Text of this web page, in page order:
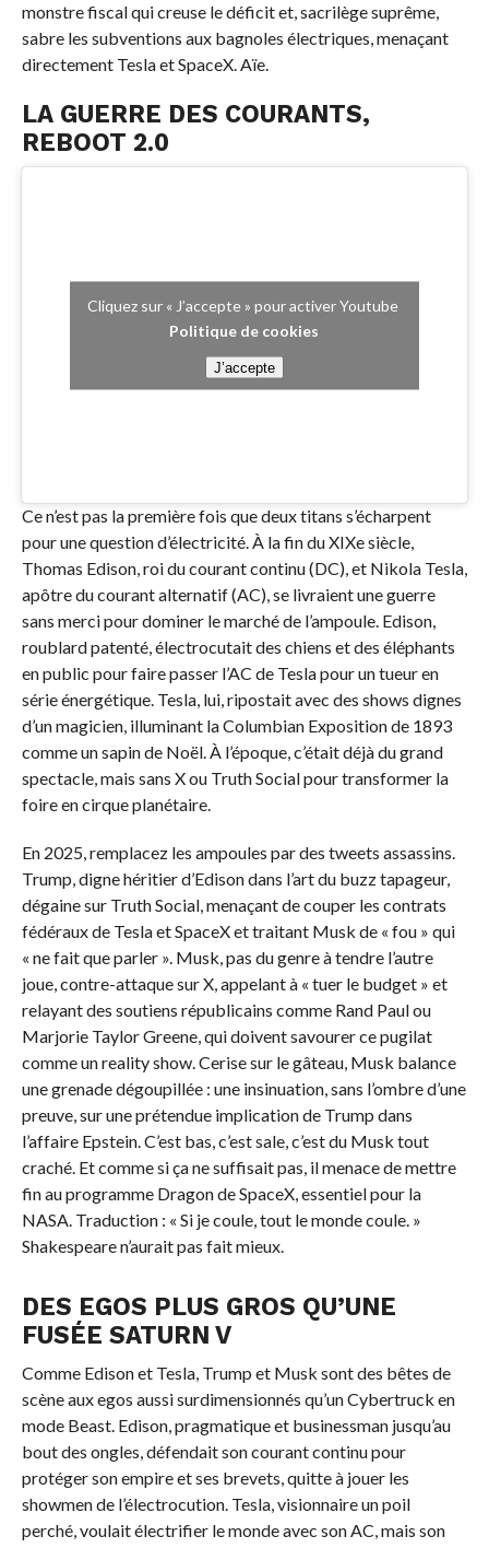
monstre fiscal qui creuse le déficit et, sacrilège suprême,
sabre les subventions aux bagnoles électriques, menaçant
directement Tesla et SpaceX. Aïe.
LA GUERRE DES COURANTS,
REBOOT 2.0
Cliquez sur « J’accepte » pour activer Youtube
Politique de cookies
J’accepte
Ce n’est pas la première fois que deux titans s’écharpent
pour une question d’électricité. À la fin du XIXe siècle,
Thomas Edison, roi du courant continu (DC), et Nikola Tesla,
apôtre du courant alternatif (AC), se livraient une guerre
sans merci pour dominer le marché de l’ampoule. Edison,
roublard patenté, électrocutait des chiens et des éléphants
en public pour faire passer l’AC de Tesla pour un tueur en
série énergétique. Tesla, lui, ripostait avec des shows dignes
d’un magicien, illuminant la Columbian Exposition de 1893
comme un sapin de Noël. À l’époque, c’était déjà du grand
spectacle, mais sans X ou Truth Social pour transformer la
foire en cirque planétaire.
En 2025, remplacez les ampoules par des tweets assassins.
Trump, digne héritier d’Edison dans l’art du buzz tapageur,
dégaine sur Truth Social, menaçant de couper les contrats
fédéraux de Tesla et SpaceX et traitant Musk de « fou » qui
« ne fait que parler ». Musk, pas du genre à tendre l’autre
joue, contre-attaque sur X, appelant à « tuer le budget » et
relayant des soutiens républicains comme Rand Paul ou
Marjorie Taylor Greene, qui doivent savourer ce pugilat
comme un reality show. Cerise sur le gâteau, Musk balance
une grenade dégoupillée : une insinuation, sans l’ombre d’une
preuve, sur une prétendue implication de Trump dans
l’affaire Epstein. C’est bas, c’est sale, c’est du Musk tout
craché. Et comme si ça ne suffisait pas, il menace de mettre
fin au programme Dragon de SpaceX, essentiel pour la
NASA. Traduction : « Si je coule, tout le monde coule. »
Shakespeare n’aurait pas fait mieux.
DES EGOS PLUS GROS QU’UNE
FUSÉE SATURN V
Comme Edison et Tesla, Trump et Musk sont des bêtes de
scène aux egos aussi surdimensionnés qu’un Cybertruck en
mode Beast. Edison, pragmatique et businessman jusqu’au
bout des ongles, défendait son courant continu pour
protéger son empire et ses brevets, quitte à jouer les
showmen de l’électrocution. Tesla, visionnaire un poil
perché, voulait électrifier le monde avec son AC, mais son